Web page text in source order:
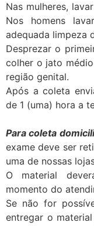
Nas mulheres,
Nos homens
adequada limpeza
Desprezar o
colher o jato
região genital.
Após a coleta
de 1 (uma) hora a
Para coleta
exame deve ser
uma de nossas
O material
momento do
Se não for
entregar o